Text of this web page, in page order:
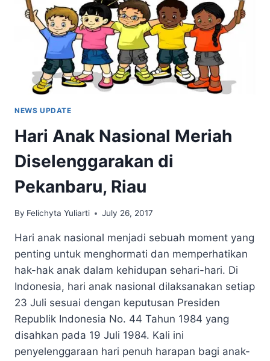
JATI
NEWS UPDATE
Hari Anak Nasional Meriah
Diselenggarakan di
Pekanbaru, Riau
By Felichyta Yuliarti July 26, 2017
Hari anak nasional menjadi sebuah moment yang
penting untuk menghormati dan memperhatikan
hak-hak anak dalam kehidupan sehari-hari. Di
Indonesia, hari anak nasional dilaksanakan setiap
23 Juli sesuai dengan keputusan Presiden
Republik Indonesia No. 44 Tahun 1984 yang
disahkan pada 19 Juli 1984. Kali ini
penyelenggaraan hari penuh harapan bagi anak-